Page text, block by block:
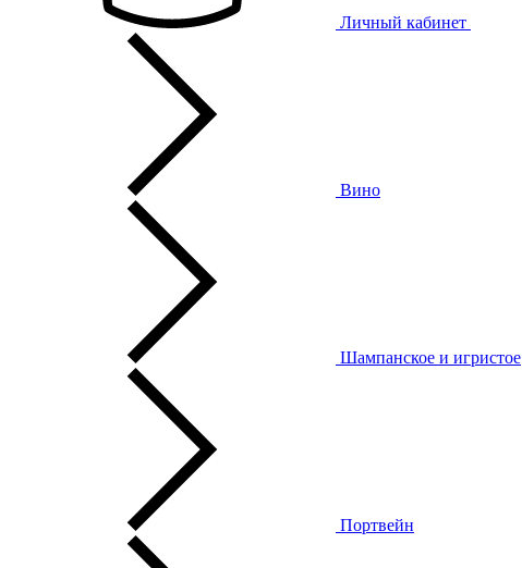
Личный кабинет
Вино
Шампанское и игристое
Портвейн